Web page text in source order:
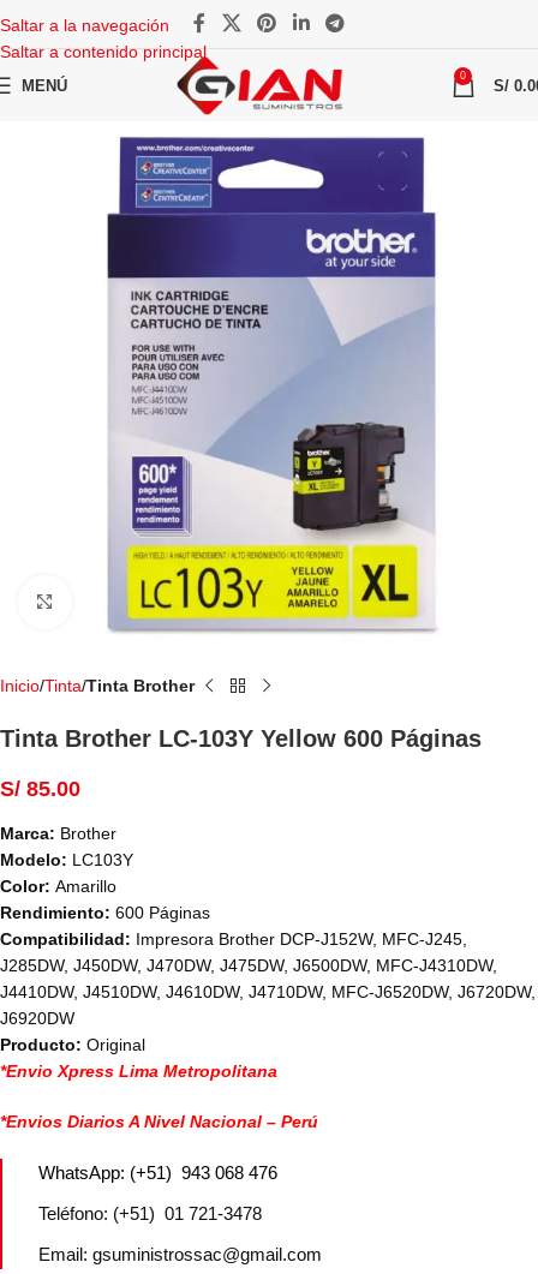
Saltar a la navegación
Saltar a contenido principal
MENÚ
0
S/
Haga Click para agrandar
Inicio Tinta Tinta Brother
Tinta Brother LC-103Y Yellow 600 Páginas
S/ 85.00
Marca: Brother
Modelo: LC103Y
Color: Amarillo
Rendimiento: 600 Páginas
Compatibilidad: Impresora Brother DCP-J152W, MFC-J245,
J285DW, J450DW, J470DW, J475DW, J6500DW, MFC-J4310DW,
J4410DW, J4510DW, J4610DW, J4710DW, MFC-J6520DW, J6720DW,
J6920DW
Producto: Original
*Envio Xpress Lima Metropolitana
*Envios Diarios A Nivel Nacional – Perú
WhatsApp: (+51) 943 068 476
Teléfono: (+51) 01 721-3478
Email: gsuministrossac@gmail.com